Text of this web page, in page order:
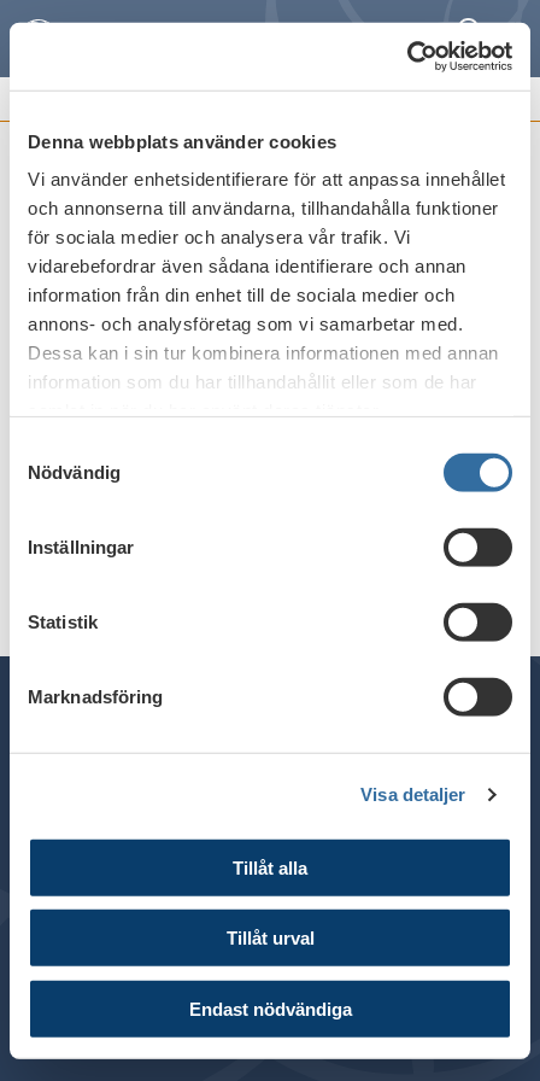
Denna webbplats använder cookies
Vi använder enhetsidentifierare för att anpassa innehållet
och annonserna till användarna, tillhandahålla funktioner
för sociala medier och analysera vår trafik. Vi
vidarebefordrar även sådana identifierare och annan
information från din enhet till de sociala medier och
annons- och analysföretag som vi samarbetar med.
Dessa kan i sin tur kombinera informationen med annan
information som du har tillhandahållit eller som de har
Nödvändig
Inställningar
Statistik
Marknadsföring
Visa detaljer
Tillåt alla
Tillåt urval
Endast nödvändiga
SökMeny
FRAMSTÄLLNINGAR
Startlån till förstagångsköpare av
bostad (SOU 2022:12)
Publicerat den22 augusti 2022
Skriv ut
Postadress: Box 7603, 103 94 Stockholm
Besöksadress: Blasieholmsgatan 4B
© 2024 Svenska Bankföreningen
Om webbplatsen